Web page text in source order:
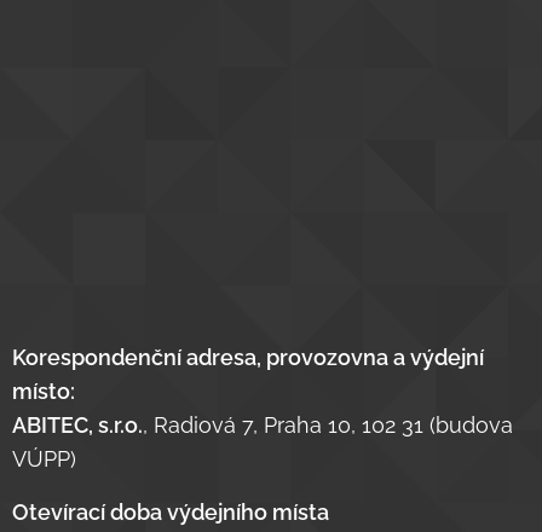
Korespondenční adresa, provozovna a výdejní
místo:
ABITEC, s.r.o., Radiová 7, Praha 10, 102 31 (budova
VÚPP)
Otevírací doba výdejního místa